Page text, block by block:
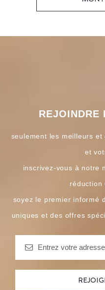
REJOINDRE
seulement les meilleurs
et
inscrivez-vous à notre
réduction
soyez le premier informé
uniques et des offres